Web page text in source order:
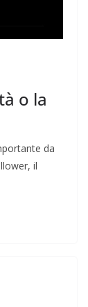
o la
da
il